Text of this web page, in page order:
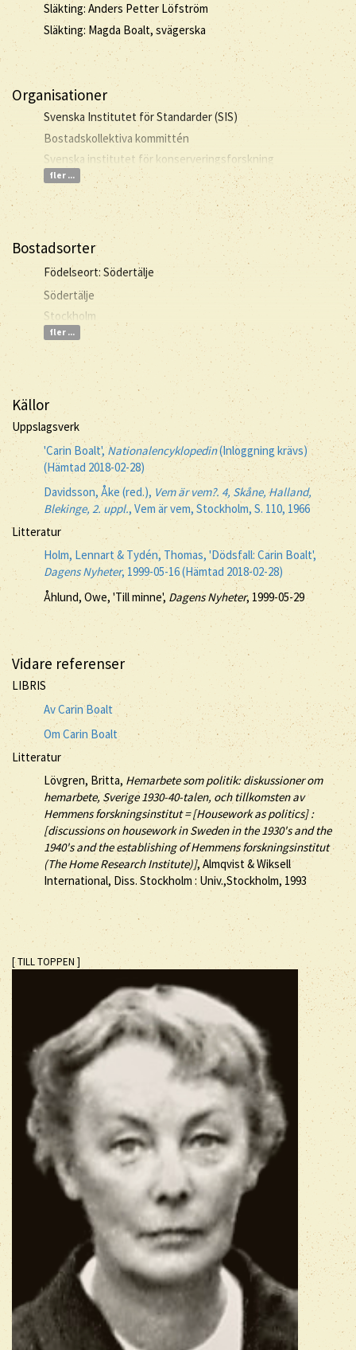
Släkting: Anders Petter Löfström
Släkting: Magda Boalt, svägerska
Organisationer
Svenska Institutet för Standarder (SIS)
Bostadskollektiva kommittén
Svenska institutet för konserveringsforskning
fler ...
Bostadsorter
Födelseort: Södertälje
Södertälje
Stockholm
fler ...
Källor
Uppslagsverk
'Carin Boalt',Nationalencyklopedin(Inloggning krävs)
(Hämtad 2018-02-28)
Davidsson, Åke (red.), Vem är vem?. 4, Skåne, Halland,
Blekinge, 2. uppl., Vem är vem, Stockholm, S. 110, 1966
Litteratur
Holm, Lennart & Tydén, Thomas, 'Dödsfall: Carin Boalt',
Dagens Nyheter, 1999-05-16 (Hämtad 2018-02-28)
Åhlund, Owe, 'Till minne', Dagens Nyheter, 1999-05-29
Vidare referenser
LIBRIS
Av Carin Boalt
Om Carin Boalt
Litteratur
Lövgren, Britta, Hemarbete som politik: diskussioner om
hemarbete, Sverige 1930-40-talen, och tillkomsten av
Hemmens forskningsinstitut = [Housework as politics] :
[discussions on housework in Sweden in the 1930's and the
1940's and the establishing of Hemmens forskningsinstitut
(The Home Research Institute)], Almqvist & Wiksell
International, Diss. Stockholm : Univ.,Stockholm, 1993
[ TILL TOPPEN ]